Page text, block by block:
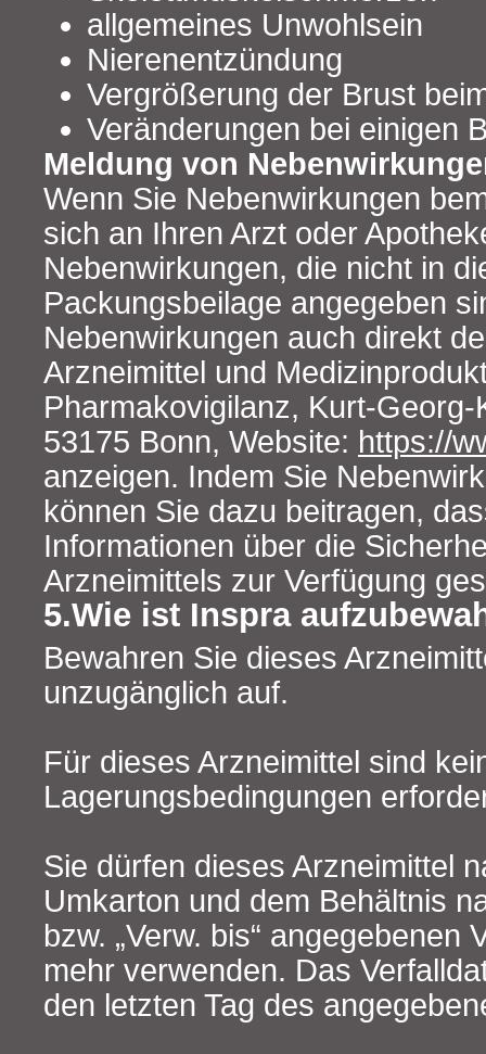
allgemeines Unwohlsein
Nierenentzündung
Vergrößerung der Brust
Veränderungen bei einigen
Meldung von
Wenn Sie Nebenwirkungen
sich an Ihren Arzt oder
Nebenwirkungen, die nicht in
Packungsbeilage angegeben
Nebenwirkungen auch direkt
Arzneimittel und
Pharmakovigilanz, Kurt-
53175 Bonn, Website: https://
anzeigen. Indem Sie
können Sie dazu beitragen,
Informationen über die
Arzneimittels zur Verfügung
5.Wie ist Inspra
Bewahren Sie dieses
unzugänglich auf.
Für dieses Arzneimittel sind
Lagerungsbedingungen
Sie dürfen dieses Arzneimittel
Umkarton und dem Behältnis
bzw. „Verw. bis“ angegebenen
mehr verwenden. Das
den letzten Tag des